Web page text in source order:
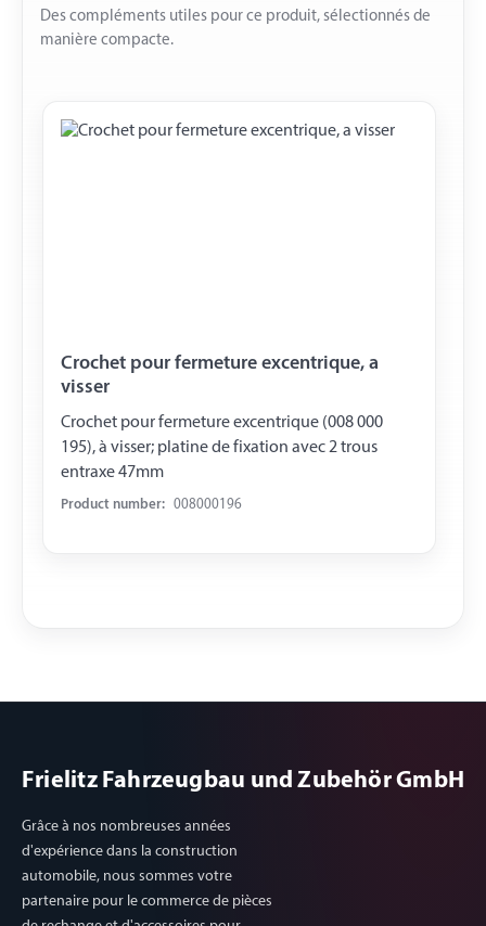
Des compléments utiles pour ce produit, sélectionnés de
manière compacte.
Crochet pour fermeture excentrique, a
visser
Crochet pour fermeture excentrique (008 000
195), à visser; platine de fixation avec 2 trous
entraxe 47mm
Product number: 008000196
Frielitz Fahrzeugbau und Zubehör GmbH
Grâce à nos nombreuses années
d'expérience dans la construction
automobile, nous sommes votre
partenaire pour le commerce de pièces